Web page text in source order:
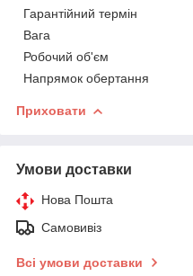
Гарантійний термін
Вага
Робочий об'єм
Напрямок обертання
Приховати
Умови доставки
Нова Пошта
Самовивіз
Всі умови доставки